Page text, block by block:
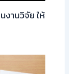
งานวิจัย ให้